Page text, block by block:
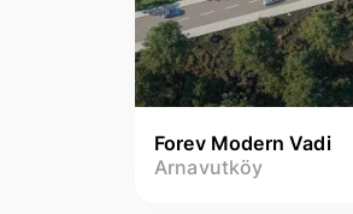
Forev Modern Vadi
Arnavutköy